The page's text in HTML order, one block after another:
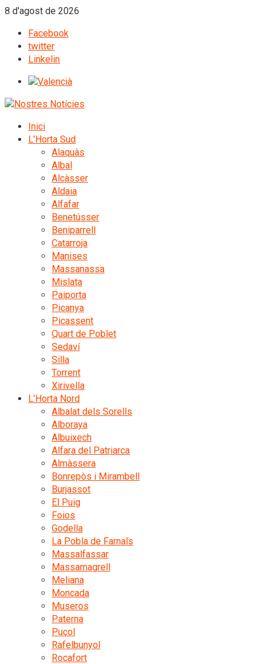
8 d'agost de 2026
Facebook
twitter
Linkelin
Inici
L’Horta Sud
Alaquàs
Albal
Alcàsser
Aldaia
Alfafar
Benetússer
Beniparrell
Catarroja
Manises
Massanassa
Mislata
Paiporta
Picanya
Picassent
Quart de Poblet
Sedaví
Silla
Torrent
Xirivella
L’Horta Nord
Albalat dels Sorells
Alboraya
Albuixech
Alfara del Patriarca
Almàssera
Bonrepòs i Mirambell
Burjassot
El Puig
Foios
Godella
La Pobla de Farnals
Massalfassar
Massamagrell
Meliana
Moncada
Museros
Paterna
Puçol
Rafelbunyol
Rocafort